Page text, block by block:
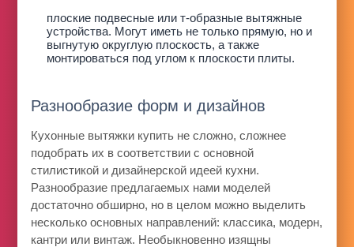
плоские подвесные или т-образные вытяжные
устройства. Могут иметь не только прямую, но и
выгнутую округлую плоскость, а также
монтироваться под углом к плоскости плиты.
Разнообразие форм и дизайнов
Кухонные вытяжки купить не сложно, сложнее
подобрать их в соответствии с основной
стилистикой и дизайнерской идеей кухни.
Разнообразие предлагаемых нами моделей
достаточно обширно, но в целом можно выделить
несколько основных направлений: классика, модерн,
кантри или винтаж. Необыкновенно изящны